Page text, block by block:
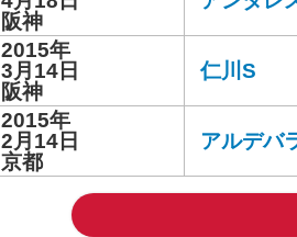
阪神
2015年
3月14日
阪神
仁川S
2015年
2月14日
京都
アルデバ